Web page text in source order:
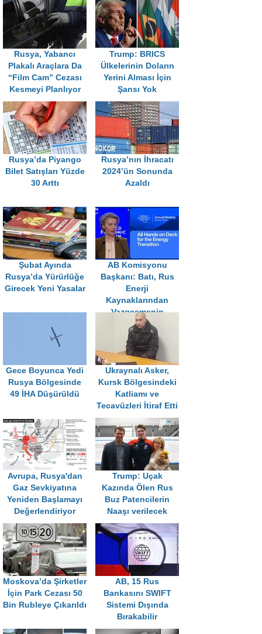
Rusya, Yabancı
Plakalı Araçlara Da
“Film Cam” Cezası
Kesmeyi Planlıyor
Trump: BRICS
Ülkelerinin Doların
Yerini Alması İçin
Şansı Yok
Rusya’da Piyango
Bilet Satışları Yüzde
30 Arttı
Rusya’nın İhracatı
2024’ün Sonunda
Azaldı
Şubat Ayında
Rusya’da Yürürlüğe
Girecek Yeni Yasalar
AB Komisyonu
Başkanı: Batı, Rus
Enerji
Kaynaklarından
Vazgeçmenin
Bedelini Ağır Ödüyor
Gece Boyunca Yedi
Rusya Bölgesinde
49 İHA Düşürüldü
Ukraynalı Asker,
Kursk Bölgesindeki
Katliamı ve
Tecavüzleri İtiraf Etti
Avrupa, Rusya'dan
Gaz Sevkiyatına
Yeniden Başlamayı
Değerlendiriyor
Trump: Uçak
Kazında Ölen Rus
Buz Patencilerin
Naaşı verilecek
Moskova’da Şirketler
İçin Park Cezası 50
Bin Rubleye Çıkarıldı
AB, 15 Rus
Bankasını SWIFT
Sistemi Dışında
Bırakabilir